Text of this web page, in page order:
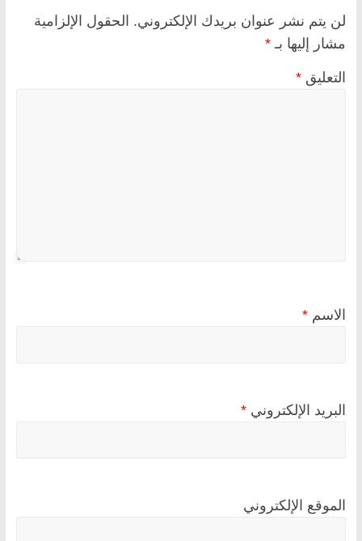
لن يتم نشر عنوان بريدك الإلكتروني. الحقول الإلزامية
مشار إليها بـ *
التعليق *
الاسم *
البريد الإلكتروني *
الموقع الإلكتروني